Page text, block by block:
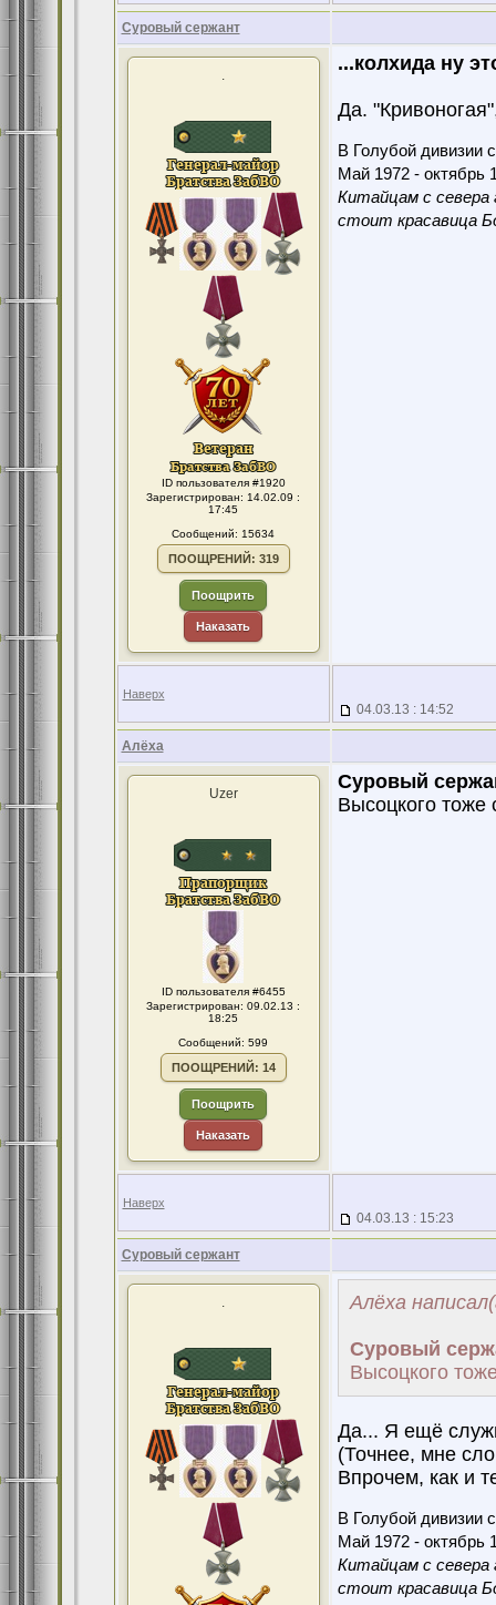
Суровый сержант
.
ID пользователя #1920
Зарегистрирован: 14.02.09 :
17:45
Сообщений: 15634
ПООЩРЕНИЙ: 319
Поощрить
Наказать
...колхида ну
Да.
В Голубой дивизии
Май 1972 - октябрь
Китайцам с севера
стоит красавица
Наверх
04.03.13 : 14:52
Алёха
Uzer
ID пользователя #6455
Зарегистрирован: 09.02.13 :
18:25
Сообщений: 599
ПООЩРЕНИЙ: 14
Поощрить
Наказать
Суровый
Высоцкого
Наверх
04.03.13 : 15:23
Суровый сержант
. Алёха
Суровый
Высоцкого
Да... Я ещё
(Точнее, мне
Впрочем, как и
В Голубой дивизии
Май 1972 - октябрь
Китайцам с севера
стоит красавица